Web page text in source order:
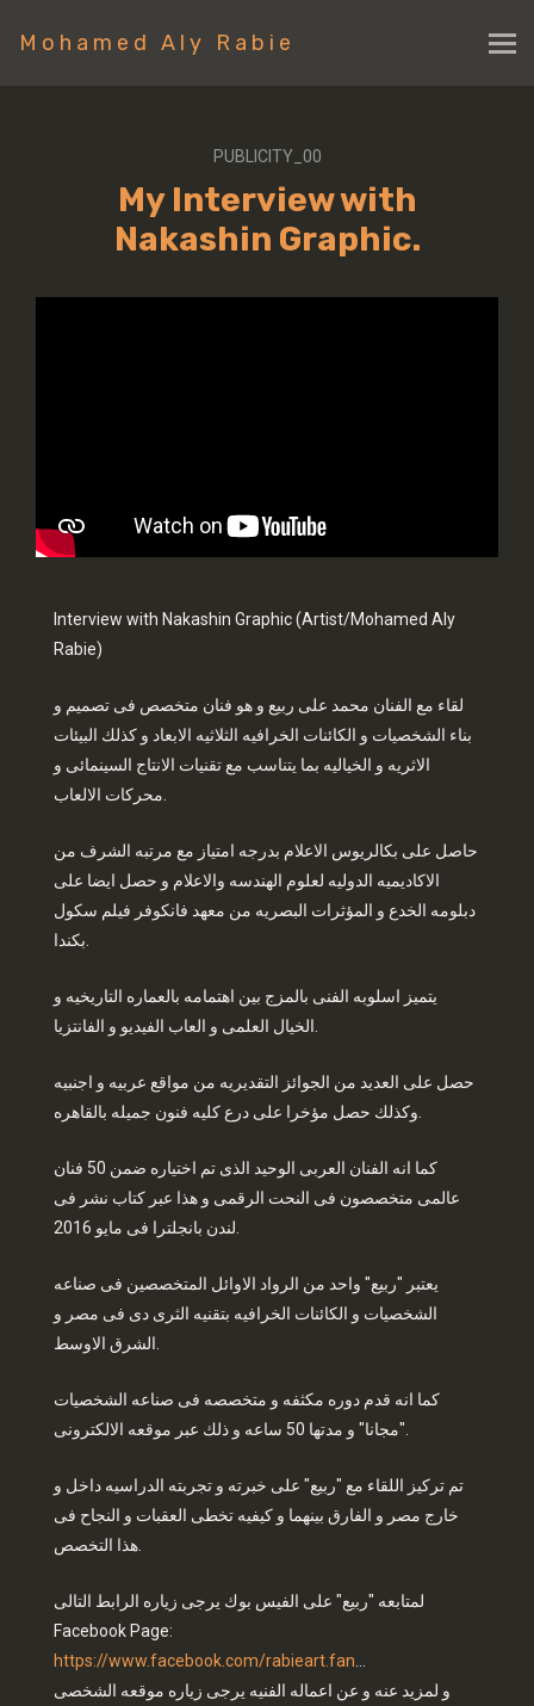
Mohamed Aly Rabie
PUBLICITY_00
My Interview with
Nakashin Graphic.
Interview with Nakashin Graphic (Artist/Mohamed Aly
Rabie)
لقاء مع الفنان محمد على ربيع و هو فنان متخصص فى تصميم و
بناء الشخصيات و الكائنات الخرافيه الثلاثيه الابعاد و كذلك البيئات
الاثريه و الخياليه بما يتناسب مع تقنيات الانتاج السينمائى و
محركات الالعاب.
حاصل على بكالريوس الاعلام بدرجه امتياز مع مرتبه الشرف من
الاكاديميه الدوليه لعلوم الهندسه والاعلام و حصل ايضا على
دبلومه الخدع و المؤثرات البصريه من معهد فانكوفر فيلم سكول
بكندا.
يتميز اسلوبه الفنى بالمزج بين اهتمامه بالعماره التاريخيه و
الخيال العلمى و العاب الفيديو و الفانتزيا.
حصل على العديد من الجوائز التقديريه من مواقع عربيه و اجنبيه
وكذلك حصل مؤخرا على درع كليه فنون جميله بالقاهره.
كما انه الفنان العربى الوحيد الذى تم اختياره ضمن 50 فنان
عالمى متخصصون فى النحت الرقمى و هذا عبر كتاب نشر فى
لندن بانجلترا فى مايو 2016.
يعتبر "ربيع" واحد من الرواد الاوائل المتخصصين فى صناعه
الشخصيات و الكائنات الخرافيه بتقنيه الثرى دى فى مصر و
الشرق الاوسط.
كما انه قدم دوره مكثفه و متخصصه فى صناعه الشخصيات
"مجانا" و مدتها 50 ساعه و ذلك عبر موقعه الالكترونى.
تم تركيز اللقاء مع "ربيع" على خبرته و تجربته الدراسيه داخل و
خارج مصر و الفارق بينهما و كيفيه تخطى العقبات و النجاح فى
هذا التخصص.
لمتابعه "ربيع" على الفيس بوك يرجى زياره الرابط التالى
Facebook Page:
https://www.facebook.com/rabieart.fan...
و لمزيد عنه و عن اعماله الفنيه يرجى زياره موقعه الشخصى